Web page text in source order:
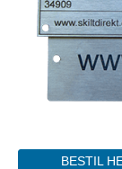
BESTIL